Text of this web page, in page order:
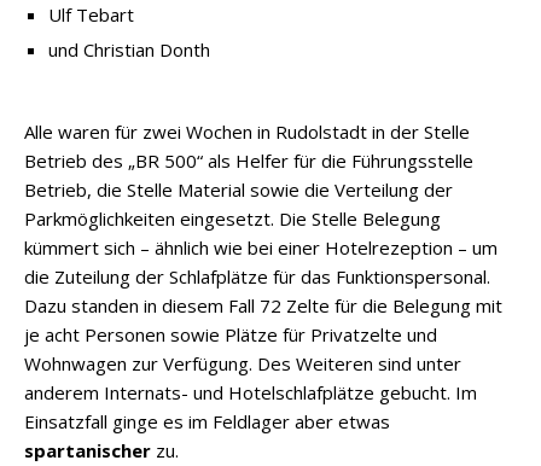
Ulf Tebart
und Christian Donth
Alle waren für zwei Wochen in Rudolstadt in der Stelle
Betrieb des „BR 500“ als Helfer für die Führungsstelle
Betrieb, die Stelle Material sowie die Verteilung der
Parkmöglichkeiten eingesetzt. Die Stelle Belegung
kümmert sich – ähnlich wie bei einer Hotelrezeption – um
die Zuteilung der Schlafplätze für das Funktionspersonal.
Dazu standen in diesem Fall 72 Zelte für die Belegung mit
je acht Personen sowie Plätze für Privatzelte und
Wohnwagen zur Verfügung. Des Weiteren sind unter
anderem Internats- und Hotelschlafplätze gebucht. Im
Einsatzfall ginge es im Feldlager aber etwas
spartanischer zu.